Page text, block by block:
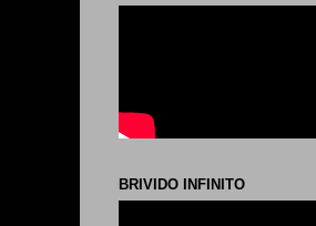
BRIVIDO INFINITO